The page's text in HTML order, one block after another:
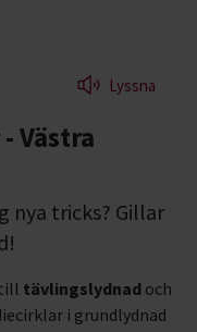
Lyssna
Västra
nya tricks? Gillar
tävlingslydnad och
i grundlydnad